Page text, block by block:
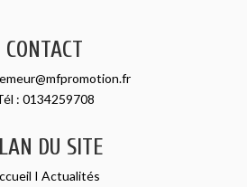
CONTACT
: 0134259708
DU SITE
I Actualités